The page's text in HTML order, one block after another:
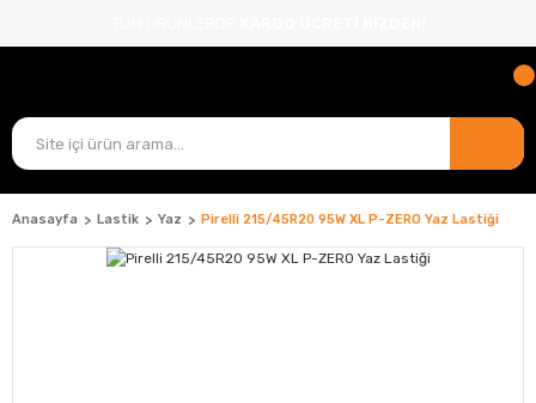
Anasayfa Lastik Yaz Pirelli 215/45R20 95W XL P-ZERO Yaz Lastiği